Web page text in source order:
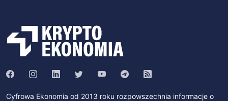
Cyfrowa Ekonomia od 2013 roku rozpowszechnia informacje o